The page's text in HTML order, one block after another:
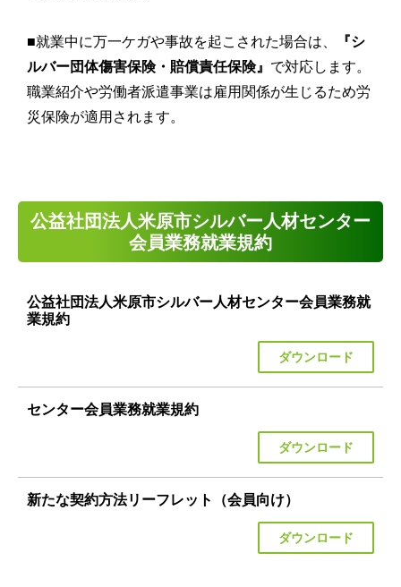
■就業中に万一ケガや事故を起こされた場合は、
『シ
ルバー団体傷害保険・賠償責任保険』 で対応します。
職業紹介や労働者派遣事業は雇用関係が生じるため労
災保険が適用されます。
公益社団法人米原市シルバー人材センター
会員業務就業規約
公益社団法人米原市シルバー人材センター会員業務就
業規約
ダウンロード
センター会員業務就業規約
ダウンロード
新たな契約方法リーフレット（会員向け）
ダウンロード